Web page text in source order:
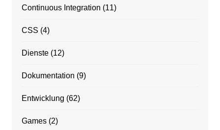
Continuous Integration (11)
CSS (4)
Dienste(12)
Dokumentation (9)
Entwicklung (62)
Games(2)